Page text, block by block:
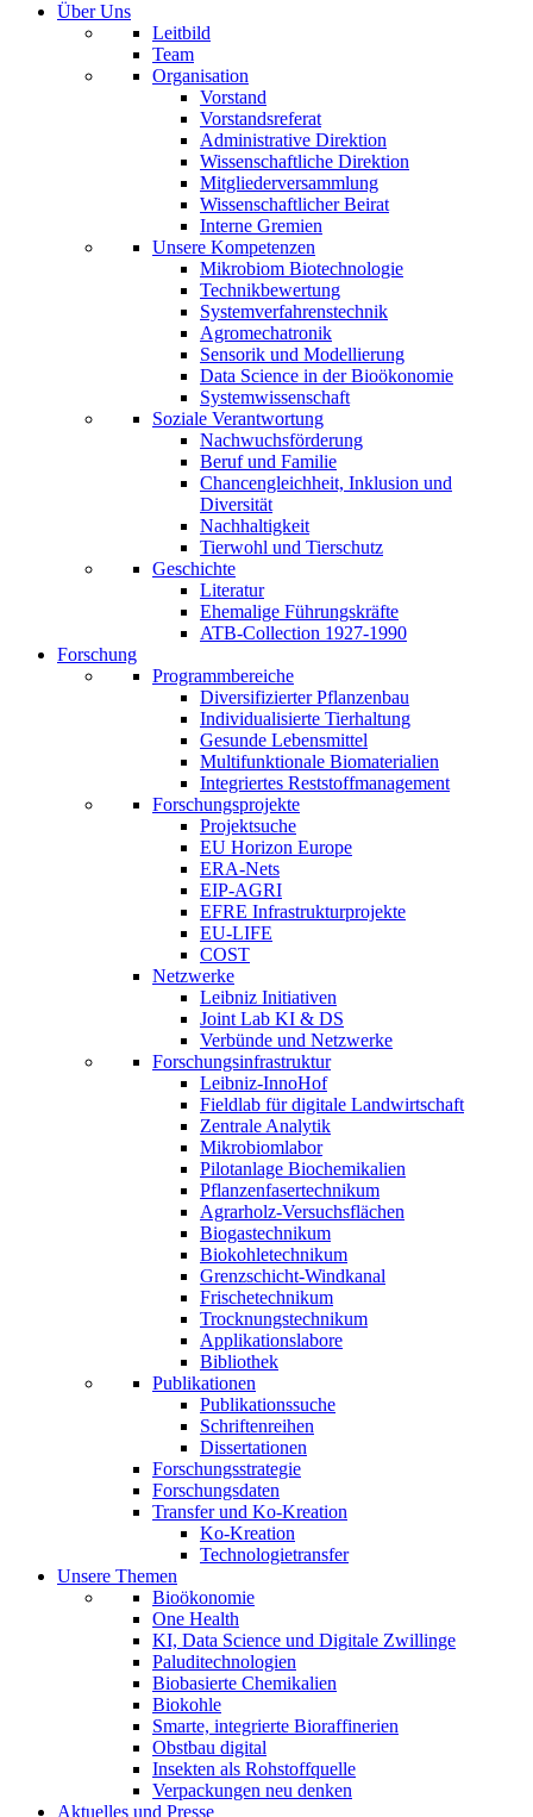
Über Uns
Leitbild
Team
Organisation
Vorstand
Vorstandsreferat
Administrative Direktion
Wissenschaftliche Direktion
Mitgliederversammlung
Wissenschaftlicher Beirat
Interne Gremien
Unsere Kompetenzen
Mikrobiom Biotechnologie
Technikbewertung
Systemverfahrenstechnik
Agromechatronik
Sensorik und Modellierung
Data Science in der Bioökonomie
Systemwissenschaft
Soziale Verantwortung
Nachwuchsförderung
Beruf und Familie
Chancengleichheit, Inklusion und
Diversität
Nachhaltigkeit
Tierwohl und Tierschutz
Geschichte
Literatur
Ehemalige Führungskräfte
ATB-Collection 1927-1990
Forschung
Programmbereiche
Diversifizierter Pflanzenbau
Individualisierte Tierhaltung
Gesunde Lebensmittel
Multifunktionale Biomaterialien
Integriertes Reststoffmanagement
Forschungsprojekte
Projektsuche
EU Horizon Europe
ERA-Nets
EIP-AGRI
EFRE Infrastrukturprojekte
EU-LIFE
COST
Netzwerke
Leibniz Initiativen
Joint Lab KI & DS
Verbünde und Netzwerke
Forschungsinfrastruktur
Leibniz-InnoHof
Fieldlab für digitale Landwirtschaft
Zentrale Analytik
Mikrobiomlabor
Pilotanlage Biochemikalien
Pflanzenfasertechnikum
Agrarholz-Versuchsflächen
Biogastechnikum
Biokohletechnikum
Grenzschicht-Windkanal
Frischetechnikum
Trocknungstechnikum
Applikationslabore
Bibliothek
Publikationen
Publikationssuche
Schriftenreihen
Dissertationen
Forschungsstrategie
Forschungsdaten
Transfer und Ko-Kreation
Ko-Kreation
Technologietransfer
Unsere Themen
Bioökonomie
One Health
KI, Data Science und Digitale Zwillinge
Paluditechnologien
Biobasierte Chemikalien
Biokohle
Smarte, integrierte Bioraffinerien
Obstbau digital
Insekten als Rohstoffquelle
Verpackungen neu denken
Aktuelles und Presse